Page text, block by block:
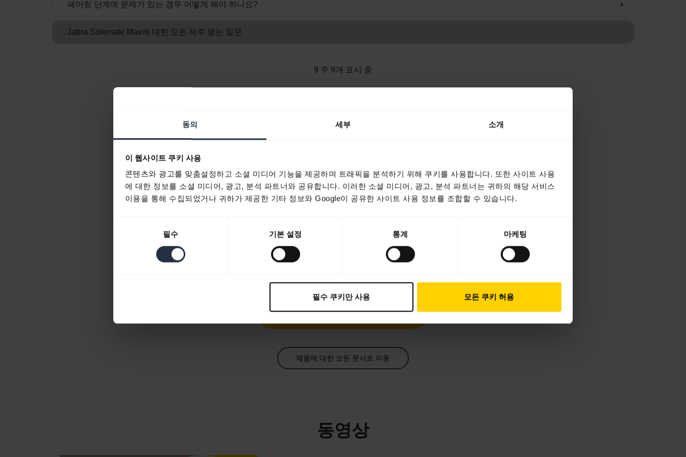
동의 세부 소개
이 웹사이트 쿠키 사용
콘텐츠와 광고를 맞춤설정하고 소셜 미디어 기능을 제공하며 트래픽을 분석하기 위해 쿠키를 사용합니다. 또한 사이트 사용
에 대한 정보를 소셜 미디어, 광고, 분석 파트너와 공유합니다. 이러한 소셜 미디어, 광고, 분석 파트너는 귀하의 해당 서비스
이용을 통해 수집되었거나 귀하가 제공한 기타 정보와 Google이 공유한 사이트 사용 정보를 조합할 수 있습니다.
필수 기본 설정 통계 마케팅
필수 쿠키만 사용 모든 쿠키 허용
페어링 단계에 문제가 있는 경우 어떻게 해야 하나요? chevron_right
Jabra Solemate Max에 대한 모든 자주 묻는 질문
9 주 9개 표시 중
빠른 시작 가이드
아시아 태평양(다국어) expand_more
한국어 expand_more
제품에 대한 모든 문서로 이동
동영상